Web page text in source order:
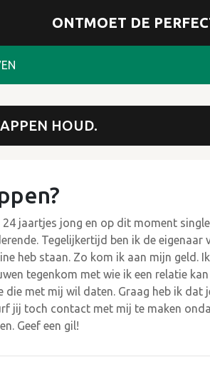
ONTMOET DE
HOUD.
24 jaartjes jong en op dit moment
Tegelijkertijd ben ik de eigenaar
heb staan. Zo kom ik aan mijn geld.
tegenkom met wie ik een relatie
die met mij wil daten. Graag heb ik dat
jij toch contact met mij te maken
Geef een gil!